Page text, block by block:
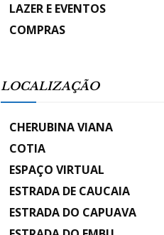
LAZER E EVENTOS
COMPRAS
LOCALIZAÇÃO
CHERUBINA VIANA
COTIA
ESPAÇO VIRTUAL
ESTRADA DE CAUCAIA
ESTRADA DO CAPUAVA